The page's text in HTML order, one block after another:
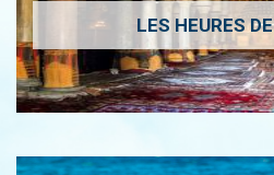
LES HEURES